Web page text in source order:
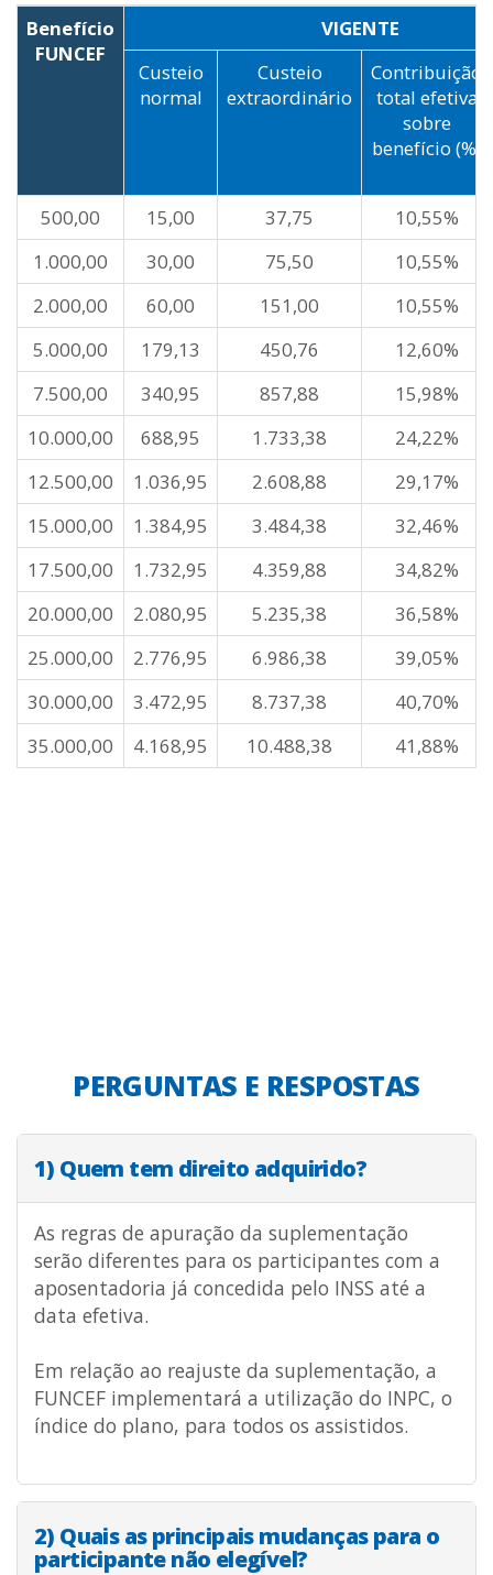
Benefício
FUNCEF
VIGENTE
Custeio
normal
Custeio
extraordinário
Contribuição
total efetiva
sobre
benefício (%)
500,00 15,00 37,75
10,55%
1.000,00
30,00 75,50
10,55%
2.000,00
60,00 151,00
10,55%
5.000,00
179,13 450,76
12,60%
7.500,00
340,95 857,88
15,98%
10.000,00
688,95 1.733,38
24,22%
12.500,00
1.036,95 2.608,88
29,17%
15.000,00
1.384,95 3.484,38
32,46%
17.500,00
1.732,95 4.359,88
34,82%
20.000,00
2.080,95 5.235,38
36,58%
25.000,00
2.776,95 6.986,38
39,05%
30.000,00
3.472,95 8.737,38
40,70%
35.000,00
4.168,95 10.488,38 41,88%
PERGUNTAS E RESPOSTAS
1) Quem tem direito adquirido?
As regras de apuração da suplementação
serão diferentes para os participantes com a
aposentadoria já concedida pelo INSS até a
data efetiva.
Em relação ao reajuste da suplementação, a
FUNCEF implementará a utilização do INPC, o
índice do plano, para todos os assistidos.
2) Quais as principais mudanças para o
participante não elegível?